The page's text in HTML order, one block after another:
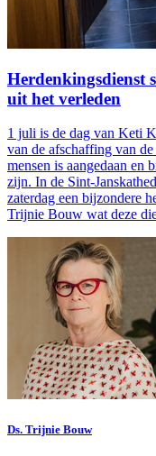
Herdenkingsdienst
uit het verleden
1 juli is de dag van Keti
van de afschaffing van
mensen is aangedaan en
zijn. In de Sint-
zaterdag een bijzondere
Trijnie Bouw wat deze
Ds. Trijnie Bouw